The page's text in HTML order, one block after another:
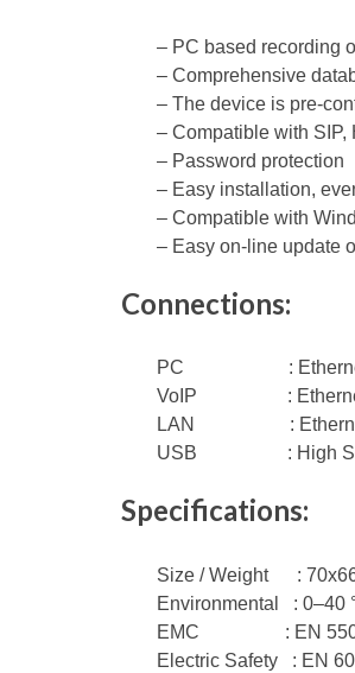
– PC based recording
– Comprehensive
– The device is pre-
– Compatible with SIP,
– Password protection
– Easy installation,
– Compatible with
– Easy on-line update
Connections:
PC : Ethernet 10/
VoIP : Ethernet
LAN : Ethernet
USB : High Speed
Specifications:
Size / Weight :
Environmental : 0–40
EMC : EN
Electric Safety : EN